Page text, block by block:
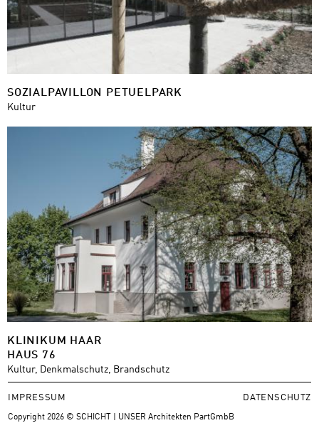
SOZIALPAVILLON PETUELPARK
Kultur
KLINIKUM HAAR
HAUS 76
Kultur, Denkmalschutz, Brandschutz
IMPRESSUM DATENSCHUTZ
Copyright 2026 © SCHICHT | UNSER Architekten PartGmbB